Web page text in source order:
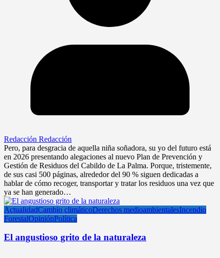
Redacción Redacción
Pero, para desgracia de aquella niña soñadora, su yo del futuro está
en 2026 presentando alegaciones al nuevo Plan de Prevención y
Gestión de Residuos del Cabildo de La Palma. Porque, tristemente,
de sus casi 500 páginas, alrededor del 90 % siguen dedicadas a
hablar de cómo recoger, transportar y tratar los residuos una vez que
ya se han generado…
ActualidadCambio climáticoDerechos medioambientalesIncendio
ForestalOpiniónPolítica
El angustioso grito de la naturaleza